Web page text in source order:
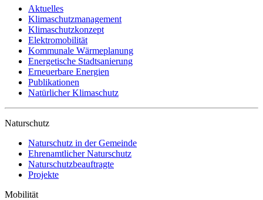
Aktuelles
Klimaschutzmanagement
Klimaschutzkonzept
Elektromobilität
Kommunale Wärmeplanung
Energetische Stadtsanierung
Erneuerbare Energien
Publikationen
Natürlicher Klimaschutz
Naturschutz
Naturschutz in der Gemeinde
Ehrenamtlicher Naturschutz
Naturschutzbeauftragte
Projekte
Mobilität